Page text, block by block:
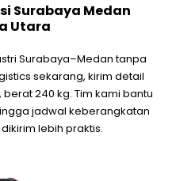
Surabaya Medan
Utara
Surabaya–Medan tanpa
sekarang, kirim detail
240 kg. Tim kami bantu
jadwal keberangkatan
lebih praktis.